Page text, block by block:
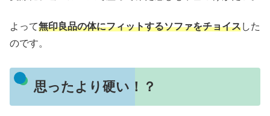
よって無印良品の体にフィットするソファをチョイスした
のです。
思ったより硬い！？